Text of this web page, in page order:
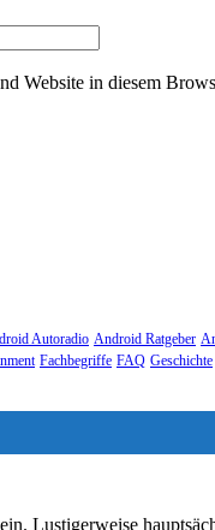
Website in diesem
Autoradio Android Ratgeber
Fachbegriffe FAQ Geschichte
Lustigerweise